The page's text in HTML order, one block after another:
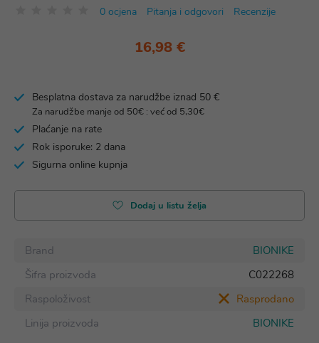
0 ocjena Pitanja i odgovori Recenzije
16,98 €
Besplatna dostava za narudžbe iznad 50 €
Za narudžbe manje od 50€ : već od 5,30€
Plaćanje na rate
Rok isporuke: 2 dana
Sigurna online kupnja
Dodaj u listu želja
Brand
BIONIKE
Šifra proizvoda
C022268
Raspoloživost
Rasprodano
Linija proizvoda
BIONIKE